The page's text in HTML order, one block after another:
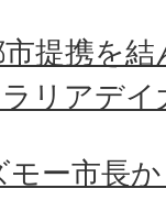
提携を
リアデ
モー市長